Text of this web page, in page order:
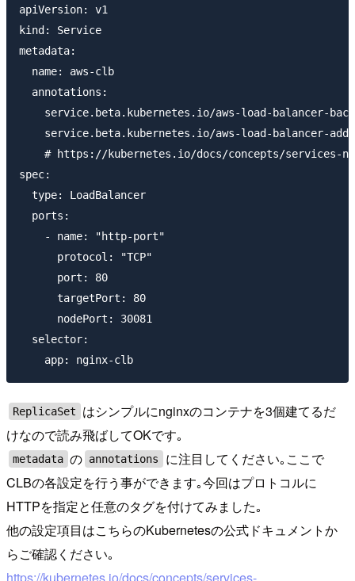
apiVersion: v1
kind: Service
metadata:
  name: aws-clb
  annotations:
service.beta.kubernetes.io/aws-load-balancer-
service.beta.kubernetes.io/aws-load-balancer-
# https://kubernetes.io/docs/concepts/services-
spec:
  type: LoadBalancer
  ports:
    - name: "http-port"
      protocol: "TCP"
      port: 80
      targetPort: 80
      nodePort: 30081
  selector:
ReplicaSet
はシンプルにnginxのコンテナを3個建てるだ
けなので読み飛ばしてOKです｡
metadata の annotations
に注目してください｡ここで
CLBの各設定を行う事ができます｡今回はプロトコルに
HTTPを指定と任意のタグを付けてみました｡
他の設定項目はこちらのKubernetesの公式ドキュメントか
らご確認ください｡